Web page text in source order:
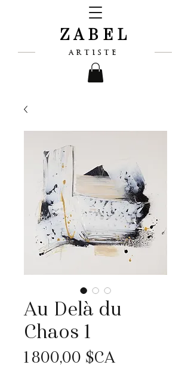
ZABEL
ARTISTE
Au Delà du
Chaos 1
1 800,00 $CAPrix